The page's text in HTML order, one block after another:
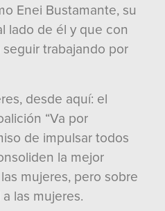
Enei Bustamante, su
lado de él y que con
trabajando por
desde aquí: el
“Va por
de impulsar todos
la mejor
mujeres, pero sobre
las mujeres.